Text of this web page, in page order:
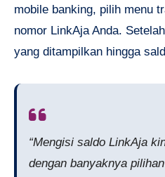
mobile banking, pilih menu
nomor LinkAja Anda.
yang ditampilkan hingga
“Mengisi saldo LinkAja
dengan banyaknya